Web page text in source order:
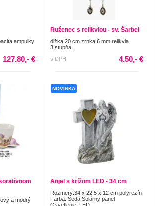
ampulky
127.80,- €
Ruženec s relikviou - sv. Šarbel
dlžka 20 cm zrnka 6 mm relikvia
3.stupňa
s DPH
4.50,- €
a modrý
NOVINKA
Anjel s krížom LED - 34 cm
Rozmery:34 x 22,5 x 12 cm polyrezín
Farba: Šedá Solárny panel